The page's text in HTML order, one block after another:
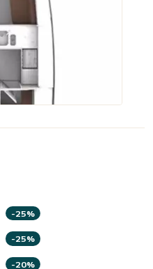
-25%
-25%
-20%